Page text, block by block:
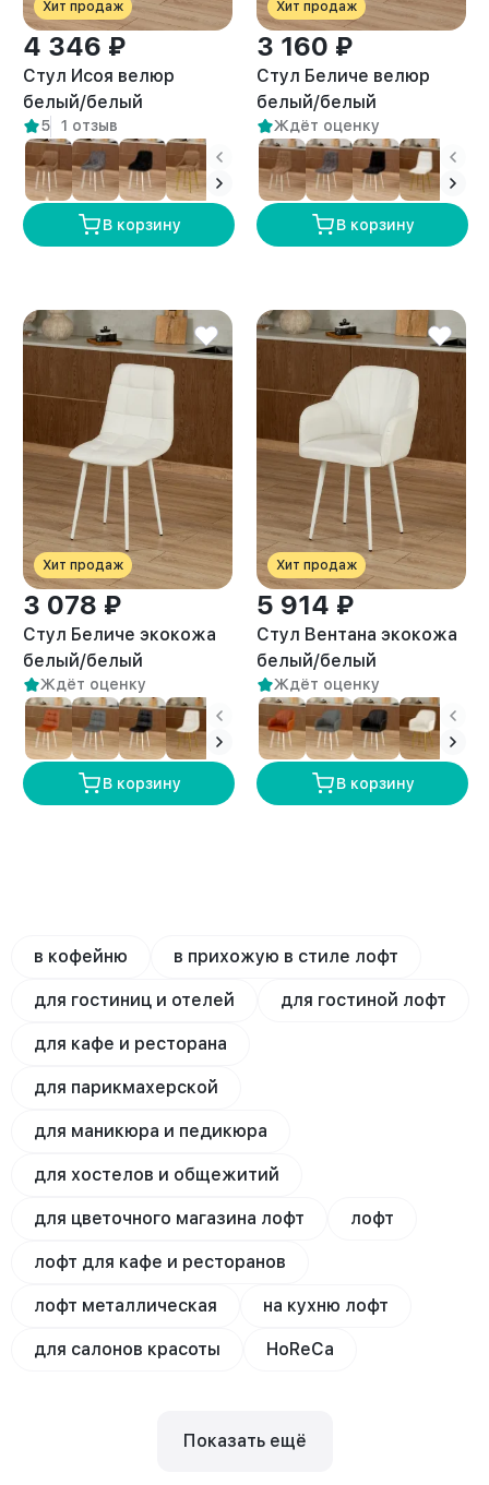
Хит продаж
4 346 ₽
Стул Исоя велюр
белый/белый
5 1 отзыв
В корзину
Хит продаж
3 160 ₽
Стул Беличе велюр
белый/белый
Ждёт оценку
В корзину
Хит продаж
3 078 ₽
Стул Беличе экокожа
белый/белый
Ждёт оценку
В корзину
Хит продаж
5 914 ₽
Стул Вентана экокожа
белый/белый
Ждёт оценку
В корзину
в кофейню в прихожую в стиле лофт
для гостиниц и отелей для гостиной лофт
для кафе и ресторана
для парикмахерской
для маникюра и педикюра
для хостелов и общежитий
для цветочного магазина лофт лофт
лофт для кафе и ресторанов
лофт металлическая на кухню лофт
для салонов красоты HoReCa
Показать ещё